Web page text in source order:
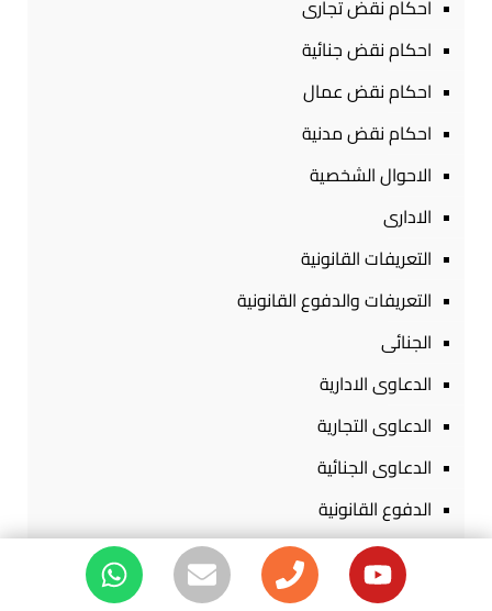
احكام نقض تجارى
احكام نقض جنائية
احكام نقض عمال
احكام نقض مدنية
الاحوال الشخصية
الادارى
التعريفات القانونية
التعريفات والدفوع القانونية
الجنائى
الدعاوى الادارية
الدعاوى التجارية
الدعاوى الجنائية
الدفوع القانونية
القوانين المصرية
المدنى